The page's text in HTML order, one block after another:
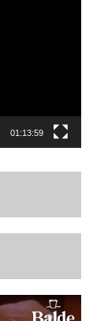
01:13:59